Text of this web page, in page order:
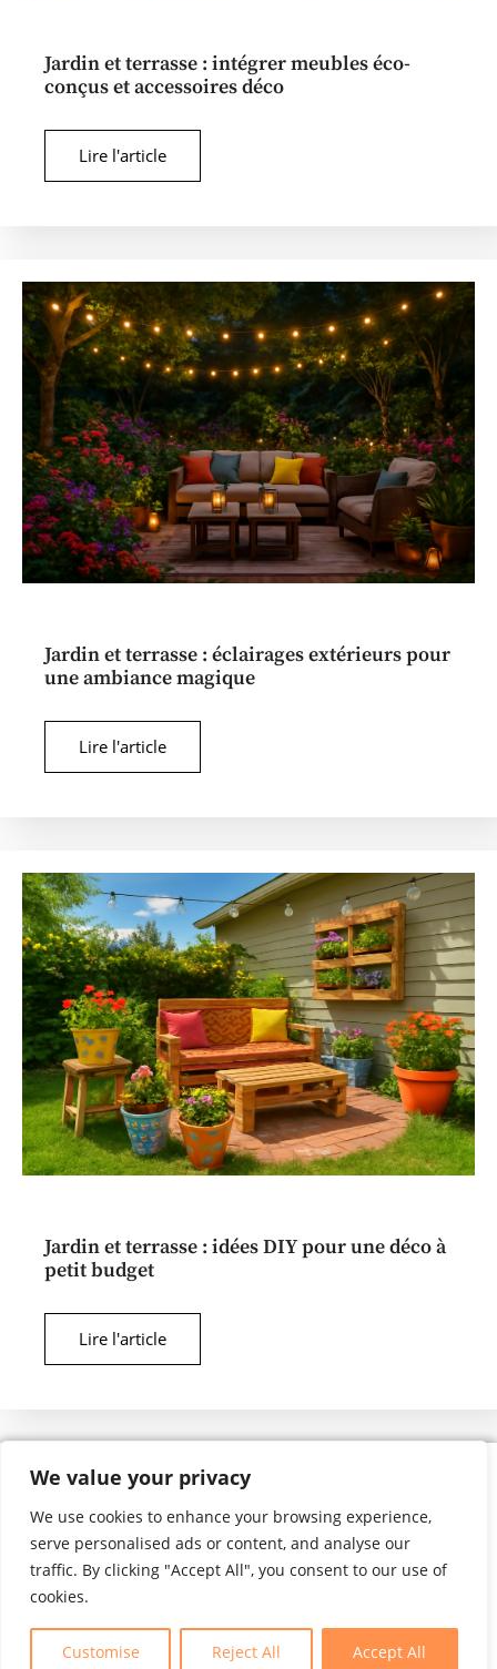
We value your privacy
We use cookies to enhance your browsing experience,
serve personalised ads or content, and analyse our
traffic. By clicking "Accept All", you consent to our use of
cookies.
Customise Reject All Accept All
Jardin et terrasse : intégrer meubles éco-
conçus et accessoires déco
Lire l'article
Jardin et terrasse : éclairages extérieurs pour
une ambiance magique
Lire l'article
Jardin et terrasse : idées DIY pour une déco à
petit budget
Lire l'article
Mentions légalesC-G-V
Décoration MaisonMobiles Senior